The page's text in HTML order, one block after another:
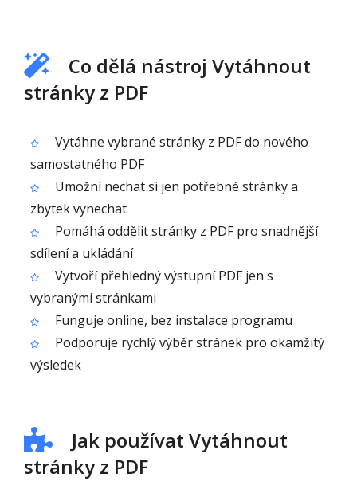
Co dělá nástroj Vytáhnout
stránky z PDF
Vytáhne vybrané stránky z PDF do nového
samostatného PDF
Umožní nechat si jen potřebné stránky a
zbytek vynechat
Pomáhá oddělit stránky z PDF pro snadnější
sdílení a ukládání
Vytvoří přehledný výstupní PDF jen s
vybranými stránkami
Funguje online, bez instalace programu
Podporuje rychlý výběr stránek pro okamžitý
výsledek
Jak používat Vytáhnout
stránky z PDF